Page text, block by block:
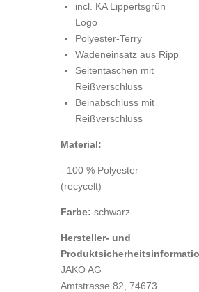
incl. KA Lippertsgrün
Logo
Polyester-Terry
Wadeneinsatz aus Ripp
Seitentaschen mit
Reißverschluss
Beinabschluss mit
Reißverschluss
Material:
- 100 % Polyester
(recycelt)
Farbe: schwarz
Hersteller- und
JAKO AG
Amtstrasse 82, 74673